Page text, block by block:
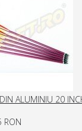
ALUMINIU 20
RON